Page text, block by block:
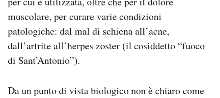
muscolare, per curare varie condizioni
patologiche: dal mal di schiena all’acne,
dall’artrite all’herpes zoster (il cosiddetto “fuoco
di Sant’Antonio”).
Da un punto di vista biologico non è chiaro come